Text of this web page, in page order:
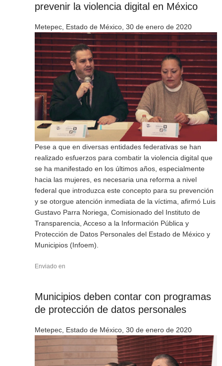
prevenir la violencia digital en México
Metepec, Estado de México, 30 de enero de 2020
Pese a que en diversas entidades federativas se han
realizado esfuerzos para combatir la violencia digital que
se ha manifestado en los últimos años, especialmente
hacia las mujeres, es necesaria una reforma a nivel
federal que introduzca este concepto para su prevención
y se otorgue atención inmediata de la víctima, afirmó Luis
Gustavo Parra Noriega, Comisionado del Instituto de
Transparencia, Acceso a la Información Pública y
Protección de Datos Personales del Estado de México y
Municipios (Infoem).
Enviado en
Municipios deben contar con programas
de protección de datos personales
Metepec, Estado de México, 30 de enero de 2020